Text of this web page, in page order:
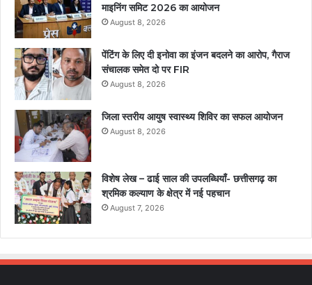
माइनिंग समिट 2026 का आयोजन
August 8, 2026
पेंटिंग के लिए दी इनोवा का इंजन बदलने का आरोप, गैराज
संचालक समेत दो पर FIR
August 8, 2026
जिला स्तरीय आयुष स्वास्थ्य शिविर का सफल आयोजन
August 8, 2026
विशेष लेख – ढाई साल की उपलब्धियाँ- छत्तीसगढ़ का
श्रमिक कल्याण के क्षेत्र में नई पहचान
August 7, 2026